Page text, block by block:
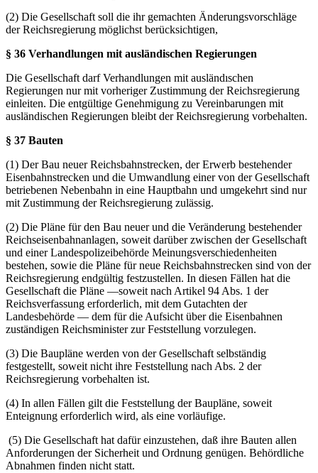
(2) Die Gesellschaft soll die ihr gemachten Änderungsvorschläge
der Reichsregierung möglichst berücksichtigen,
§ 36 Verhandlungen mit ausländischen Regierungen
Die Gesellschaft darf Verhandlungen mit ausländıschen
Regierungen nur mit vorheriger Zustimmung der Reichsregierung
einleiten. Die entgültige Genehmigung zu Vereinbarungen mit
ausländischen Regierungen bleibt der Reichsregierung vorbehalten.
§ 37 Bauten
(1) Der Bau neuer Reichsbahnstrecken, der Erwerb bestehender
Eisenbahnstrecken und die Umwandlung einer von der Gesellschaft
betriebenen Nebenbahn in eine Hauptbahn und umgekehrt sind nur
mit Zustimmung der Reichsregierung zulässig.
(2) Die Pläne für den Bau neuer und die Veränderung bestehender
Reichseisenbahnanlagen, soweit darüber zwischen der Gesellschaft
und einer Landespolizeibehörde Meinungsverschiedenheiten
bestehen, sowie die Pläne für neue Reichsbahnstrecken sind von der
Reichsregierung endgültig festzustellen. In diesen Fällen hat die
Gesellschaft die Pläne —soweit nach Artikel 94 Abs. 1 der
Reichsverfassung erforderlich, mit dem Gutachten der
Landesbehörde — dem für die Aufsicht über die Eisenbahnen
zuständigen Reichsminister zur Feststellung vorzulegen.
(3) Die Baupläne werden von der Gesellschaft selbständig
festgestellt, soweit nicht ihre Feststellung nach Abs. 2 der
Reichsregierung vorbehalten ist.
(4) In allen Fällen gilt die Feststellung der Baupläne, soweit
Enteignung erforderlich wird, als eine vorläufige.
(5) Die Gesellschaft hat dafür einzustehen, daß ihre Bauten allen
Anforderungen der Sicherheit und Ordnung genügen. Behördliche
Abnahmen finden nicht statt.